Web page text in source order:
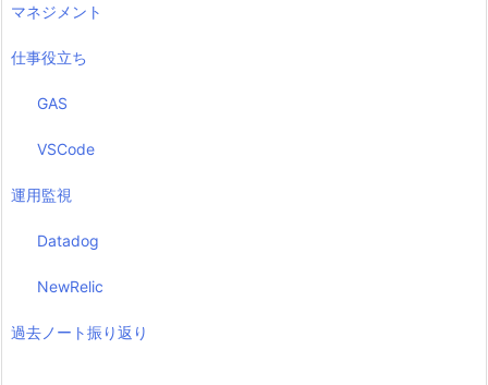
マネジメント
仕事役立ち
GAS
VSCode
運用監視
Datadog
NewRelic
過去ノート振り返り